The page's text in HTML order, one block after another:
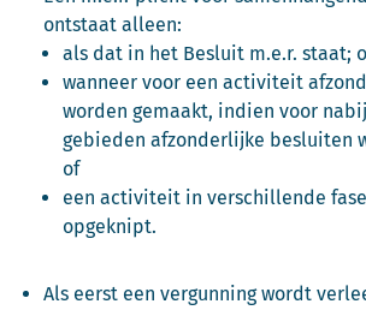
ontstaat alleen:
als dat in het Besluit m.e.r. staat;
wanneer voor een activiteit
worden gemaakt, indien voor
gebieden afzonderlijke besluiten
of
een activiteit in verschillende
opgeknipt.
Als eerst een vergunning wordt